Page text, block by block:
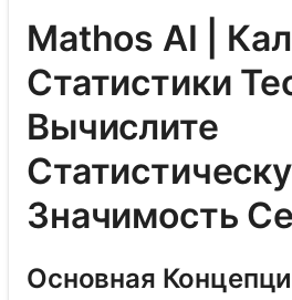
Mathos AI |
Статистики
Вычислите
Значимость
Основная